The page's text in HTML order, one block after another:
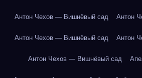
Антон Чехов — Вишнёвый сад Антон
Антон Чехов — Вишнёвый сад Антон
Антон Чехов — Вишнёвый сад